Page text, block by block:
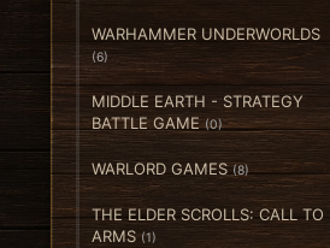
WARHAMMER UNDERWORLDS
(6)
MIDDLE EARTH - STRATEGY
BATTLE GAME(0)
WARLORD GAMES(8)
THE ELDER SCROLLS: CALL TO
ARMS (1)